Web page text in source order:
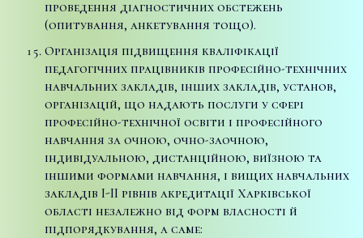
проведення діагностичних обстежень
(опитування, анкетування тощо).
Організація підвищення кваліфікації
педагогічних працівників професійно-технічних
навчальних закладів, інших закладів, установ,
організацій, що надають послуги у сфері
професійно-технічної освіти і професійного
навчання за очною, очно-заочною,
індивідуальною, дистанційною, виїзною та
іншими формами навчання, і вищих навчальних
закладів I-II рівнів акредитації Харківської
області незалежно від форм власності й
підпорядкування, а саме: